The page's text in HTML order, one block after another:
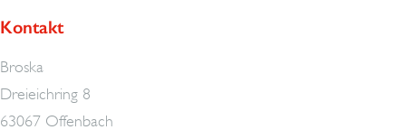
Kontakt
Broska
Dreieichring 8
63067 Offenbach